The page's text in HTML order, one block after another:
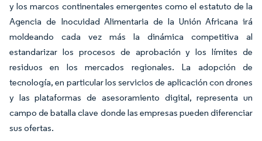
y los marcos continentales emergentes como el estatuto de la
Agencia de Inocuidad Alimentaria de la Unión Africana irá
moldeando cada vez más la dinámica competitiva al
estandarizar los procesos de aprobación y los límites de
residuos en los mercados regionales. La adopción de
tecnología, en particular los servicios de aplicación con drones
y las plataformas de asesoramiento digital, representa un
campo de batalla clave donde las empresas pueden diferenciar
sus ofertas.